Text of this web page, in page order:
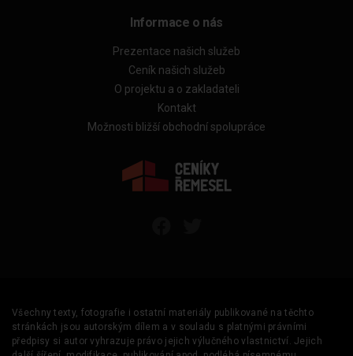
Informace o nás
Prezentace našich služeb
Ceník našich služeb
O projektu a o zakladateli
Kontakt
Možnosti bližší obchodní spolupráce
Všechny texty, fotografie i ostatní materiály publikované na těchto
stránkách jsou autorským dílem a v souladu s platnými právními
předpisy si autor vyhrazuje právo jejich výlučného vlastnictví. Jejich